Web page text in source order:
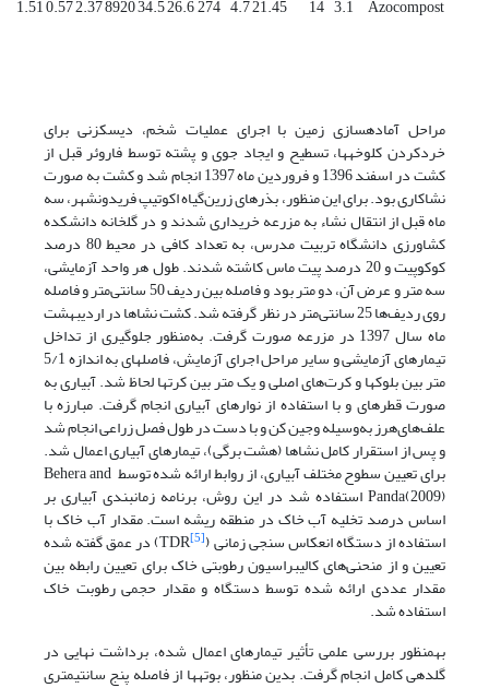
Azocompost
3.1
14
21.45
4.7
274
26.6
34.5
8920
2.37
0.57
1.51
مراحل آماده­سازی زمین با اجرای عملیات شخم، دیسک­زنی برای
خردکردن کلوخه­ها، تسطیح و ایجاد جوی و پشته توسط فاروئر قبل از
کشت در اسفند 1396 و فروردین ماه 1397 انجام شد و کشت به صورت
نشاکاری بود. برای این منظور، بذرهای زرین‌گیاه اکوتیپ فریدونشهر، سه
ماه قبل از انتقال نشاء به مزرعه خریداری شدند و در گلخانه دانشکده
کشاورزی دانشگاه تربیت مدرس، به تعداد کافی در محیط 80 درصد
کوکوپیت و 20 درصد پیت ماس کاشته شدند. طول هر واحد آزمایشی،
سه متر و عرض آن، دو متر بود و فاصله بین ردیف‌ 50 سانتی‌متر و فاصله
روی ردیف‌ها 25 سانتی‌متر در نظر گرفته شد. کشت نشاها در اردیبهشت
ماه سال 1397 در مزرعه صورت گرفت. به‌منظور جلوگیری از تداخل
تیمارهای آزمایشی و سایر مراحل اجرای آزمایش، فاصله­ای به اندازه 5/1
متر بین بلوک­ها و کرت‌های اصلی و یک متر بین کرت­ها لحاظ شد. آبیاری به
صورت قطره­ای و با استفاده از نوارهای آبیاری انجام گرفت. مبارزه با
علف‌های‌هرز به‌وسیله وجین کن و با دست در طول فصل زراعی انجام شد
و پس از استقرار کامل نشاها (هشت برگی)، تیمار­های آبیاری اعمال شد.
برای تعیین سطوح مختلف آبیاری، از روابط ارائه شده توسط Behera and
Panda(2009) استفاده شد در این روش، برنامه زمان­بندی آبیاری بر
اساس درصد تخلیه آب خاک در منطقه ریشه است. مقدار آب خاک با
استفاده از دستگاه انعکاس سنجی زمانی (TDR[5] ) در عمق‌ گفته شده
تعیین و از منحنی‌های کالیبراسیون رطوبتی خاک برای تعیین رابطه بین
مقدار عددی ارائه شده توسط دستگاه و مقدار حجمی رطوبت خاک
استفاده شد.
به­منظور بررسی علمی تأثیر تیمارهای اعمال شده، برداشت نهایی در
گلدهی کامل انجام گرفت. بدین منظور، بوته­ها از فاصله پنج سانتی­متری